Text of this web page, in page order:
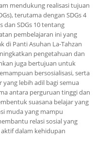
mendukung realisasi tujuan
terutama dengan SDGs 4
dan SDGs 10 tentang
pembelajaran ini yang
di Panti Asuhan La-Tahzan
pengetahuan dan
juga bertujuan untuk
bersosialisasi, serta
lebih adil bagi semua
antara perguruan tinggi dan
suasana belajar yang
muda yang mampu
relasi sosial yang
dalam kehidupan